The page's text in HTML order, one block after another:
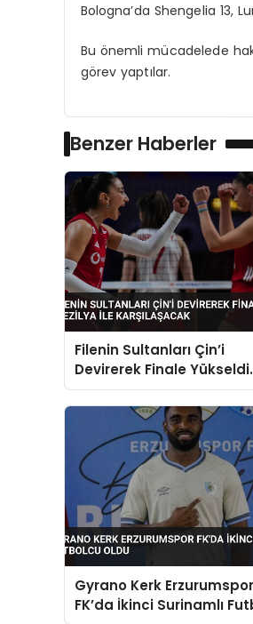
Bologna’da Shengelia 13,
Bu önemli mücadelede
görev yaptılar.
Benzer Haberler
Filenin Sultanları Çin’i
Devirerek Finale Yükseldi
Brezilya ile Karşılaşacak
Gyrano Kerk Erzurumspor
FK’da İkinci Surinamlı